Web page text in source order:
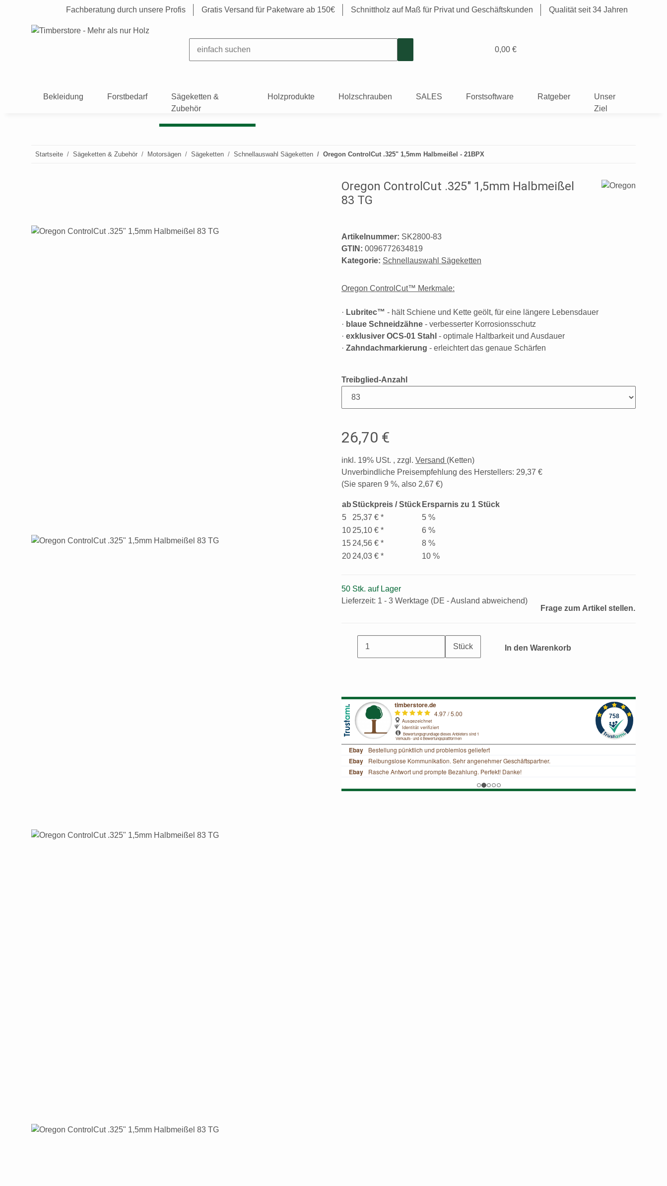
Fachberatung durch unsere Profis Gratis Versand für Paketware ab 150€ Schnittholz auf Maß für Privat und Geschäftskunden Qualität seit 34 Jahren
0,00 €
Bekleidung Forstbedarf
Sägeketten &
Zubehör
Holzprodukte Holzschrauben SALES Forstsoftware Ratgeber
Unser
Ziel
Startseite Sägeketten & Zubehör Motorsägen Sägeketten Schnellauswahl Sägeketten Oregon ControlCut .325" 1,5mm Halbmeißel - 21BPX
Oregon ControlCut .325" 1,5mm Halbmeißel
83 TG
Artikelnummer: SK2800-83
GTIN: 0096772634819
Kategorie: Schnellauswahl Sägeketten
Oregon ControlCut™ Merkmale:
· Lubritec™ - hält Schiene und Kette geölt, für eine längere Lebensdauer
· blaue Schneidzähne - verbesserter Korrosionsschutz
· exklusiver OCS-01 Stahl - optimale Haltbarkeit und Ausdauer
· Zahndachmarkierung - erleichtert das genaue Schärfen
Treibglied-Anzahl
26,70 €
inkl. 19% USt. , zzgl. Versand (Ketten)
Unverbindliche Preisempfehlung des Herstellers: 29,37 €
(Sie sparen 9 %, also 2,67 €)
abStückpreis / Stück Ersparnis zu 1 Stück
5
25,37 € *
5 %
10 25,10 € *
6 %
15 24,56 € *
8 %
20 24,03 € * 10 %
50 Stk. auf Lager
Lieferzeit: 1 - 3 Werktage (DE - Ausland abweichend)
Frage zum Artikel stellen.
Stück In den Warenkorb